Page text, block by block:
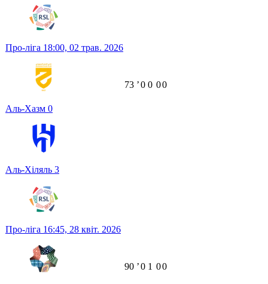
Про-ліга 18:00, 02 трав. 2026
Аль-Хазм 0
Аль-Хіляль 3
73 ʼ0 0 00
Про-ліга 16:45, 28 квіт. 2026
90 ʼ0 1 00